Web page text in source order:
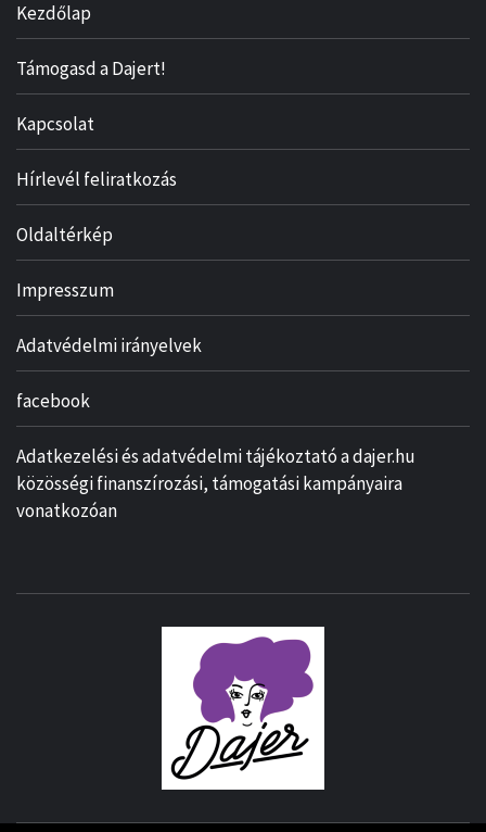
Kezdőlap
Támogasd a Dajert!
Kapcsolat
Hírlevél feliratkozás
Oldaltérkép
Impresszum
Adatvédelmi irányelvek
facebook
Adatkezelési és adatvédelmi tájékoztató a dajer.hu
közösségi finanszírozási, támogatási kampányaira
vonatkozóan